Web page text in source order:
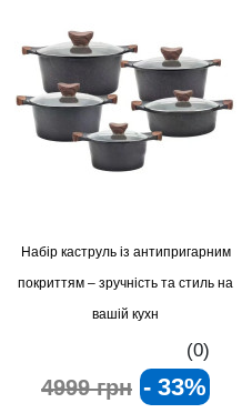
Набір каструль із антипригарним
покриттям – зручність та стиль на
вашій кухн
(0)
4999 грн - 33%